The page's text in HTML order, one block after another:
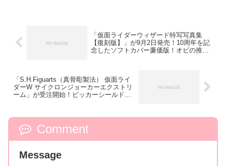
「仮面ライダーウィザード特写写真集
【復刻版】」が9月2日発売！10周年を記
念したソフトカバー廉価版！オビの推薦
「S.H.Figuarts（真骨彫製法） 仮面ライ
ダーW サイクロンジョーカーエクストリ
ーム」が受注開始！ビッカーシールド、
Comment
Message